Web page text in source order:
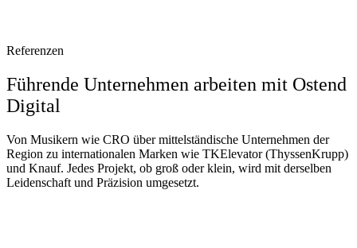
Referenzen
Führende Unternehmen arbeiten mit Ostend
Digital
Von Musikern wie CRO über mittelständische Unternehmen der
Region zu internationalen Marken wie TKElevator (ThyssenKrupp)
und Knauf. Jedes Projekt, ob groß oder klein, wird mit derselben
Leidenschaft und Präzision umgesetzt.